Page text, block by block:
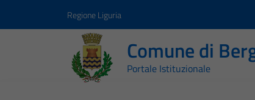
Regione Liguria
Comune di
Portale Istituzionale